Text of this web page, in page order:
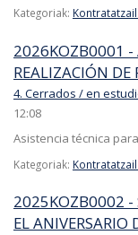
Kategoriak:
2026KOZB0001 -
REALIZACIÓN DE
4. Cerrados / en
12:08
Asistencia técnica
Kategoriak:
2025KOZB0002 -
EL